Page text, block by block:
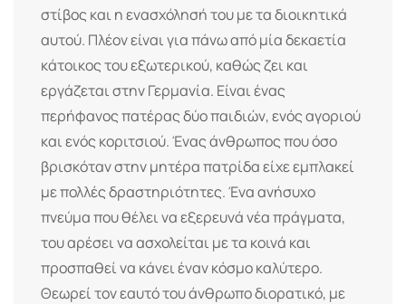
στίβος και η ενασχόλησή του με τα διοικητικά
αυτού. Πλέον είναι για πάνω από μία δεκαετία
κάτοικος του εξωτερικού, καθώς ζει και
εργάζεται στην Γερμανία. Είναι ένας
περήφανος πατέρας δύο παιδιών, ενός αγοριού
και ενός κοριτσιού. Ένας άνθρωπος που όσο
βρισκόταν στην μητέρα πατρίδα είχε εμπλακεί
με πολλές δραστηριότητες. Ένα ανήσυχο
πνεύμα που θέλει να εξερευνά νέα πράγματα,
του αρέσει να ασχολείται με τα κοινά και
προσπαθεί να κάνει έναν κόσμο καλύτερο.
Θεωρεί τον εαυτό του άνθρωπο διορατικό, με